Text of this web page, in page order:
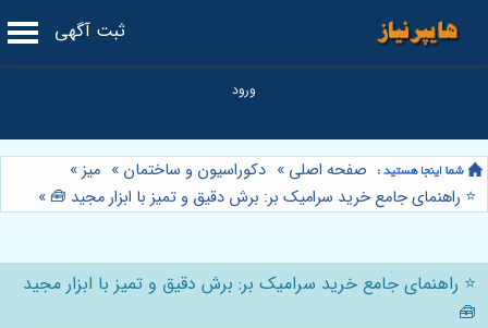
ثبت آگهی
صفحه اصلی » دکوراسیون و ساختمان » میز»
⭐️ راهنمای جامع خرید سرامیک بر: برش دقیق و تمیز با ابزار مجید 🧰 »
⭐️ راهنمای جامع خرید سرامیک بر: برش دقیق و تمیز با ابزار مجید
🧰